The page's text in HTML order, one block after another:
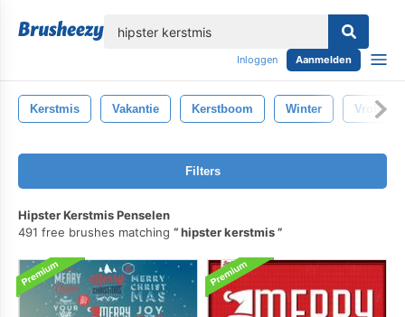
Inloggen Aanmelden
Kerstmis Vakantie Kerstboom Winter Vrolijk
Filters
Hipster Kerstmis Penselen
491 free brushes matching
hipster kerstmis